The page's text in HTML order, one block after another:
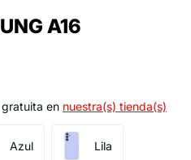
A16
en nuestra(s) tienda(s)
Azul Lila